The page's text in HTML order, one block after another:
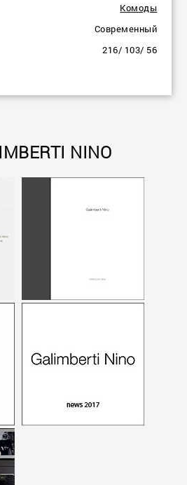
Комоды
Современный
216/ 103/ 56
NINO